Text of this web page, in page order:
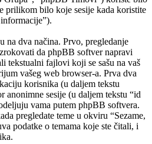
prilikom bilo koje sesije kada koristite
na dva načina. Prvo, pregledanje
da phpBB softver napravi
tekstualni fajlovi koji se sašu na vaš
vašeg web browser-a. Prva dva
korisnika (u daljem tekstu
sesije (u daljem tekstu “id
vama putem phpBB softvera.
pregledate teme u okviru “Sezame,
podatke o temama koje ste čitali, i